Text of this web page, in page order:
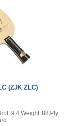
(ZJK ZLC)
9.4,Weight 88,Ply